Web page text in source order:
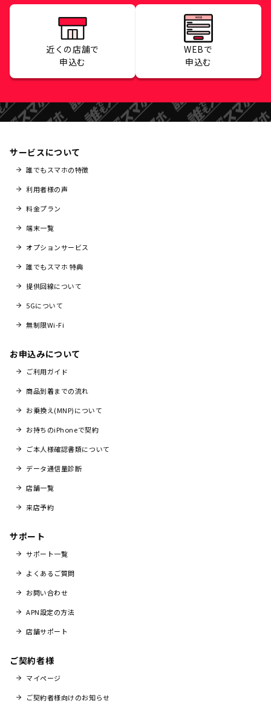
近くの店舗で
申込む
WEBで
申込む
サービスについて
誰でもスマホの特徴
利用者様の声
料金プラン
端末一覧
オプションサービス
誰でもスマホ 特典
提供回線について
5Gについて
無制限Wi-Fi
お申込みについて
ご利用ガイド
商品到着までの流れ
お乗換え(MNP)について
お持ちのiPhoneで契約
ご本人様確認書類について
データ通信量診断
店舗一覧
来店予約
サポート
サポート一覧
よくあるご質問
お問い合わせ
APN設定の方法
店舗サポート
ご契約者様
マイページ
ご契約者様向けのお知らせ